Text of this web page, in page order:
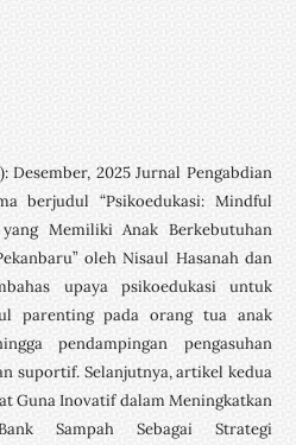
Desember, 2025 Jurnal Pengabdian
berjudul “Psikoedukasi: Mindful
Memiliki Anak Berkebutuhan
oleh Nisaul Hasanah dan
upaya psikoedukasi untuk
parenting pada orang tua anak
pendampingan pengasuhan
suportif. Selanjutnya, artikel kedua
Guna Inovatif dalam Meningkatkan
Sampah Sebagai Strategi